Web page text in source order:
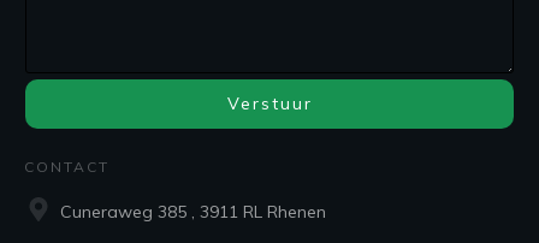
Verstuur
CONTACT
Cuneraweg 385 , 3911 RL Rhenen